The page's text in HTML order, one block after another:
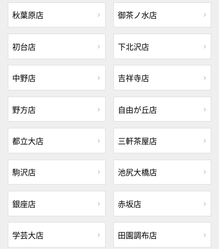
秋葉原店 御茶ノ水店
初台店 下北沢店
中野店 吉祥寺店
野方店 自由が丘店
都立大店 三軒茶屋店
駒沢店 池尻大橋店
銀座店 赤坂店
学芸大店 田園調布店